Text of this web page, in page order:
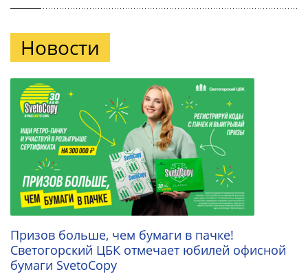
Новости
Призов больше, чем бумаги в пачке!
Светогорский ЦБК отмечает юбилей офисной
бумаги SvetoCopy